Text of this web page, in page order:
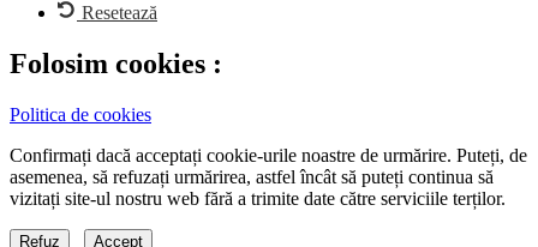
Resetează
Folosim cookies :
Politica de cookies
Confirmați dacă acceptați cookie-urile noastre de urmărire. Puteți, de
asemenea, să refuzați urmărirea, astfel încât să puteți continua să
vizitați site-ul nostru web fără a trimite date către serviciile terților.
Refuz Accept